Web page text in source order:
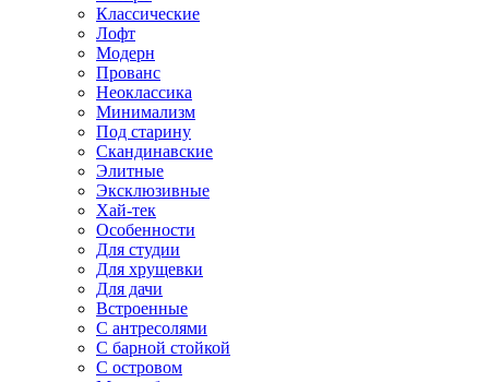
Классические
Лофт
Модерн
Прованс
Неоклассика
Минимализм
Под старину
Скандинавские
Элитные
Эксклюзивные
Хай-тек
Особенности
Для студии
Для хрущевки
Для дачи
Встроенные
С антресолями
С барной стойкой
С островом